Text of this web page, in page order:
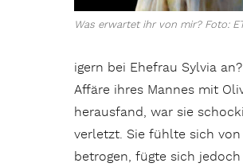
Was erwartet ihr von mir? Foto:
igern bei Ehefrau Sylvia
Affäre ihres Mannes mit
herausfand, war sie
verletzt. Sie fühlte sich von
betrogen, fügte sich